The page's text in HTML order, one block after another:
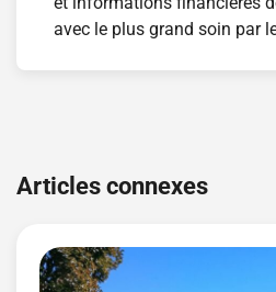
avec le plus grand soin par
de
Articles connexes